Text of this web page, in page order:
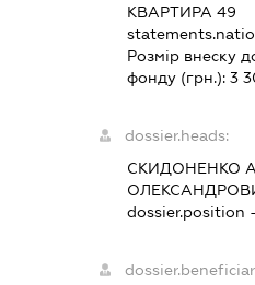
КВАРТИРА 49
Розмір внеску
фонду (грн.): 3
dossier.heads:
СКИДОНЕНКО
dossier.position -